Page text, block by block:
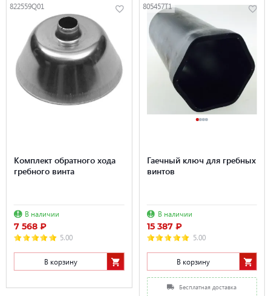
822559Q01
Комплект обратного хода
гребного винта
В наличии
7 568 ₽
5.00
В корзину
805457T1
Гаечный ключ для гребных
винтов
В наличии
15 387 ₽
5.00
В корзину
Бесплатная доставка